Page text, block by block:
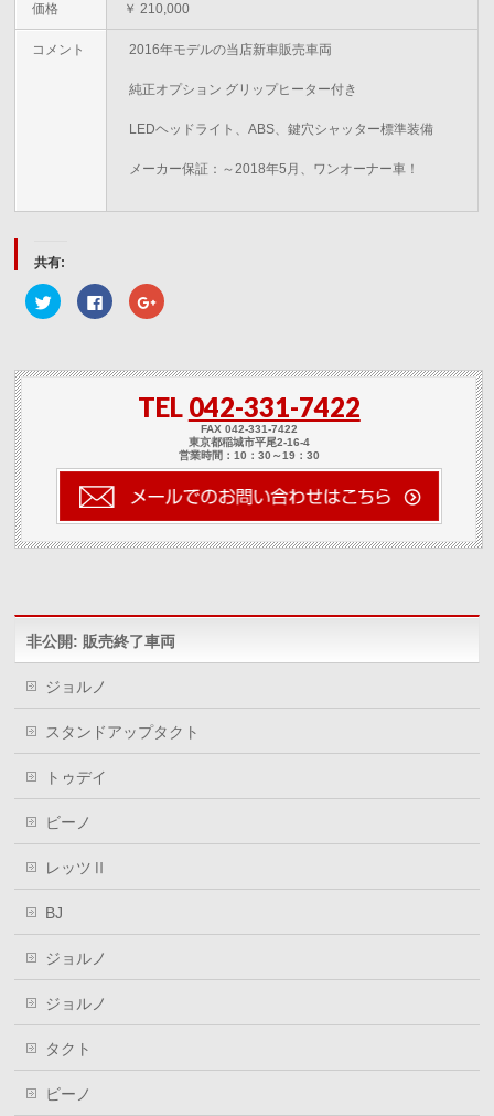
価格 ￥ 210,000
コメント 2016年モデルの当店新車販売車両
純正オプション グリップヒーター付き
LEDヘッドライト、ABS、鍵穴シャッター標準装備
メーカー保証：～2018年5月、ワンオーナー車！
共有:
ク
リ
Twitter
ウ
ウ
開
Facebook
で
に
て
く
だ
さ
い
し
ド
で
開
き
ク
リ
Google+
共
有
ウ
ン
ド
ウ
開
TEL 042-331-7422
FAX 042-331-7422
東京都稲城市平尾2-16-4
営業時間：10：30～19：30
非公開: 販売終了車両
ジョルノ
スタンドアップタクト
トゥデイ
ビーノ
レッツⅡ
BJ
ジョルノ
ジョルノ
タクト
ビーノ